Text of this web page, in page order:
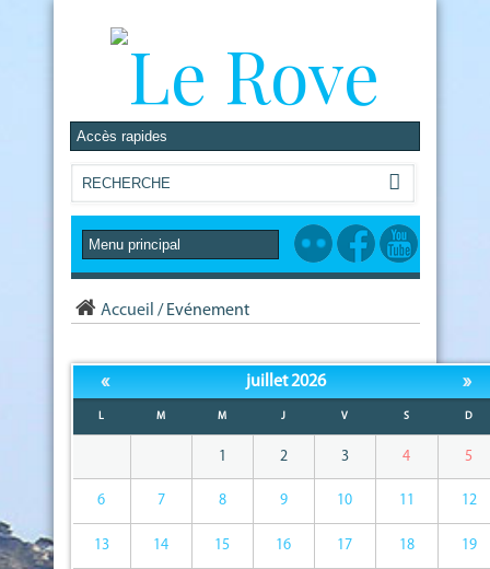
Accueil / Evénement
« juillet 2026 »
L M M J V S D
1 2 3 4 5
6 7 8 9 10 11 12
13 14 15 16 17 18 19